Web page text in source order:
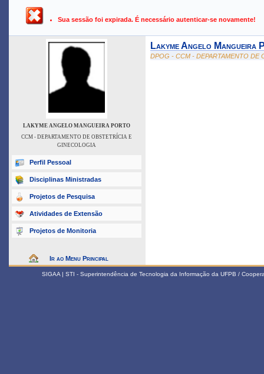
UFPB ›
Sua sessão foi expirada. É necessário autenticar-se novamente!
LAKYME ANGELO MANGUEIRA PORTO
CCM - DEPARTAMENTO DE OBSTETRÍCIA E
GINECOLOGIA
Perfil Pessoal
Disciplinas Ministradas
Projetos de Pesquisa
Atividades de Extensão
Projetos de Monitoria
Ir ao Menu Principal
Lakyme Angelo Mangueira
DPOG - CCM - DEPARTAMENTO DE
SIGAA | STI - Superintendência de Tecnologia da Informação da UFPB /